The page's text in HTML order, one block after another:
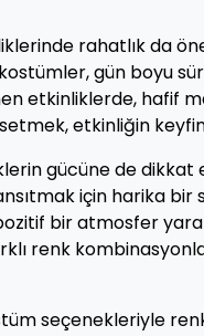
rahatlık da
gün boyu
etkinliklerde, hafif
etkinliğin
gücüne de dikkat
için harika bir
bir atmosfer
renk
seçenekleriyle